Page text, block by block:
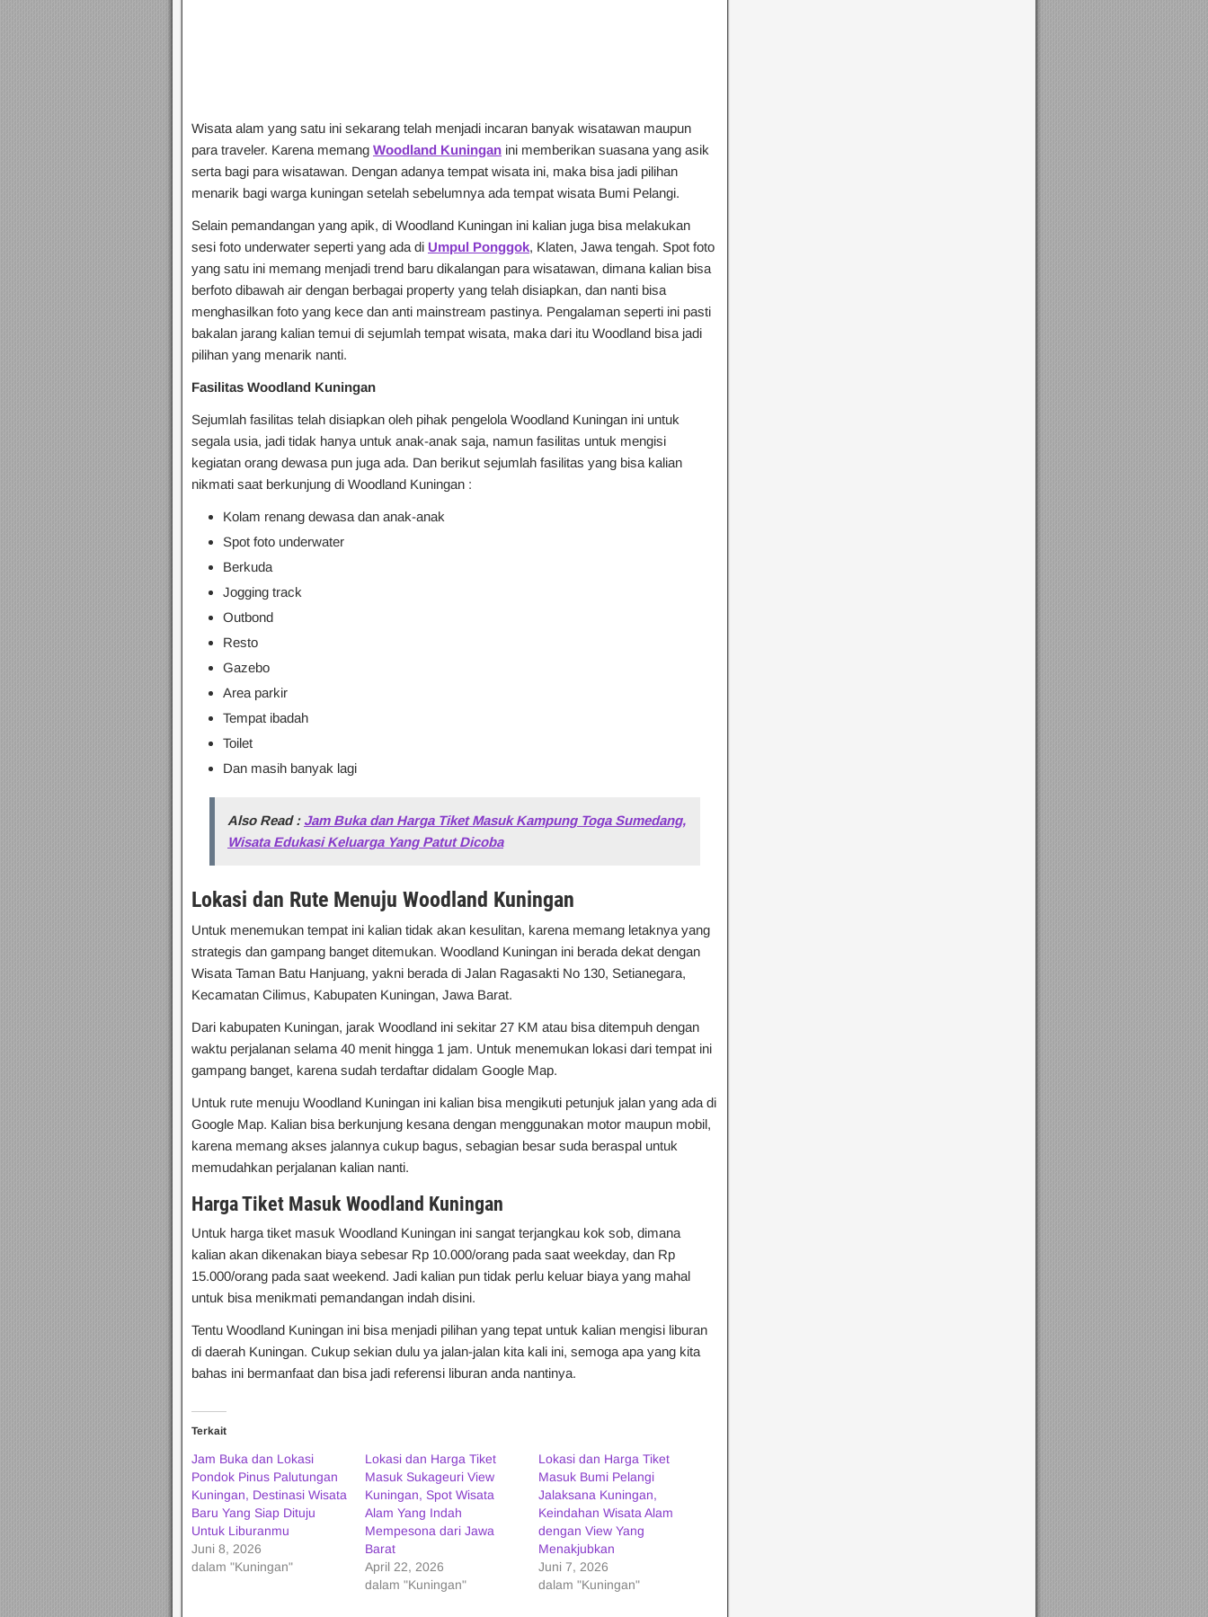
Wisata alam yang satu ini sekarang telah menjadi incaran banyak wisatawan maupun
para traveler. Karena memang Woodland Kuningan ini memberikan suasana yang asik
serta bagi para wisatawan. Dengan adanya tempat wisata ini, maka bisa jadi pilihan
menarik bagi warga kuningan setelah sebelumnya ada tempat wisata Bumi Pelangi.
Selain pemandangan yang apik, di Woodland Kuningan ini kalian juga bisa melakukan
sesi foto underwater seperti yang ada di Umpul Ponggok, Klaten, Jawa tengah. Spot foto
yang satu ini memang menjadi trend baru dikalangan para wisatawan, dimana kalian bisa
berfoto dibawah air dengan berbagai property yang telah disiapkan, dan nanti bisa
menghasilkan foto yang kece dan anti mainstream pastinya. Pengalaman seperti ini pasti
bakalan jarang kalian temui di sejumlah tempat wisata, maka dari itu Woodland bisa jadi
pilihan yang menarik nanti.
Fasilitas Woodland Kuningan
Sejumlah fasilitas telah disiapkan oleh pihak pengelola Woodland Kuningan ini untuk
segala usia, jadi tidak hanya untuk anak-anak saja, namun fasilitas untuk mengisi
kegiatan orang dewasa pun juga ada. Dan berikut sejumlah fasilitas yang bisa kalian
nikmati saat berkunjung di Woodland Kuningan :
Kolam renang dewasa dan anak-anak
Spot foto underwater
Berkuda
Jogging track
Outbond
Resto
Gazebo
Area parkir
Tempat ibadah
Toilet
Dan masih banyak lagi
Also Read : Jam Buka dan Harga Tiket Masuk Kampung Toga Sumedang,
Wisata Edukasi Keluarga Yang Patut Dicoba
Lokasi dan Rute Menuju Woodland Kuningan
Untuk menemukan tempat ini kalian tidak akan kesulitan, karena memang letaknya yang
strategis dan gampang banget ditemukan. Woodland Kuningan ini berada dekat dengan
Wisata Taman Batu Hanjuang, yakni berada di Jalan Ragasakti No 130, Setianegara,
Kecamatan Cilimus, Kabupaten Kuningan, Jawa Barat.
Dari kabupaten Kuningan, jarak Woodland ini sekitar 27 KM atau bisa ditempuh dengan
waktu perjalanan selama 40 menit hingga 1 jam. Untuk menemukan lokasi dari tempat ini
gampang banget, karena sudah terdaftar didalam Google Map.
Untuk rute menuju Woodland Kuningan ini kalian bisa mengikuti petunjuk jalan yang ada di
Google Map. Kalian bisa berkunjung kesana dengan menggunakan motor maupun mobil,
karena memang akses jalannya cukup bagus, sebagian besar suda beraspal untuk
memudahkan perjalanan kalian nanti.
Harga Tiket Masuk Woodland Kuningan
Untuk harga tiket masuk Woodland Kuningan ini sangat terjangkau kok sob, dimana
kalian akan dikenakan biaya sebesar Rp 10.000/orang pada saat weekday, dan Rp
15.000/orang pada saat weekend. Jadi kalian pun tidak perlu keluar biaya yang mahal
untuk bisa menikmati pemandangan indah disini.
Tentu Woodland Kuningan ini bisa menjadi pilihan yang tepat untuk kalian mengisi liburan
di daerah Kuningan. Cukup sekian dulu ya jalan-jalan kita kali ini, semoga apa yang kita
bahas ini bermanfaat dan bisa jadi referensi liburan anda nantinya.
Terkait
Jam Buka dan Lokasi
Pondok Pinus Palutungan
Kuningan, Destinasi Wisata
Baru Yang Siap Dituju
Untuk Liburanmu
Juni 8, 2026
dalam "Kuningan"
Lokasi dan Harga Tiket
Masuk Sukageuri View
Kuningan, Spot Wisata
Alam Yang Indah
Mempesona dari Jawa
Barat
April 22, 2026
dalam "Kuningan"
Lokasi dan Harga Tiket
Masuk Bumi Pelangi
Jalaksana Kuningan,
Keindahan Wisata Alam
dengan View Yang
Menakjubkan
Juni 7, 2026
dalam "Kuningan"